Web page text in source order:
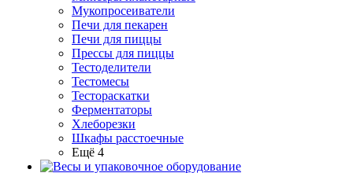
Мукопросеиватели
Печи для пекарен
Печи для пиццы
Прессы для пиццы
Тестоделители
Тестомесы
Тестораскатки
Ферментаторы
Хлеборезки
Шкафы расстоечные
Ещё 4